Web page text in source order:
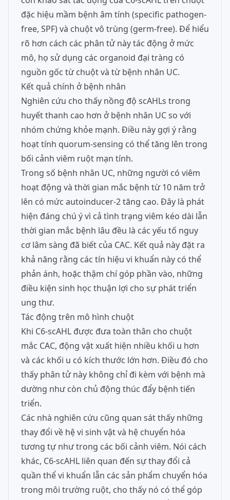
đặc hiệu mầm bệnh âm tính (specific pathogen-
free, SPF) và chuột vô trùng (germ-free). Để hiểu
rõ hơn cách các phân tử này tác động ở mức
mô, họ sử dụng các organoid đại tràng có
nguồn gốc từ chuột và từ bệnh nhân UC.
Kết quả chính ở bệnh nhân
Nghiên cứu cho thấy nồng độ scAHLs trong
huyết thanh cao hơn ở bệnh nhân UC so với
nhóm chứng khỏe mạnh. Điều này gợi ý rằng
hoạt tính quorum-sensing có thể tăng lên trong
bối cảnh viêm ruột mạn tính.
Trong số bệnh nhân UC, những người có viêm
hoạt động và thời gian mắc bệnh từ 10 năm trở
lên có mức autoinducer-2 tăng cao. Đây là phát
hiện đáng chú ý vì cả tình trạng viêm kéo dài lẫn
thời gian mắc bệnh lâu đều là các yếu tố nguy
cơ lâm sàng đã biết của CAC. Kết quả này đặt ra
khả năng rằng các tín hiệu vi khuẩn này có thể
phản ánh, hoặc thậm chí góp phần vào, những
điều kiện sinh học thuận lợi cho sự phát triển
ung thư.
Tác động trên mô hình chuột
Khi C6-scAHL được đưa toàn thân cho chuột
mắc CAC, động vật xuất hiện nhiều khối u hơn
và các khối u có kích thước lớn hơn. Điều đó cho
thấy phân tử này không chỉ đi kèm với bệnh mà
dường như còn chủ động thúc đẩy bệnh tiến
triển.
Các nhà nghiên cứu cũng quan sát thấy những
thay đổi về hệ vi sinh vật và hệ chuyển hóa
tương tự như trong các bối cảnh viêm. Nói cách
khác, C6-scAHL liên quan đến sự thay đổi cả
quần thể vi khuẩn lẫn các sản phẩm chuyển hóa
trong môi trường ruột, cho thấy nó có thể góp